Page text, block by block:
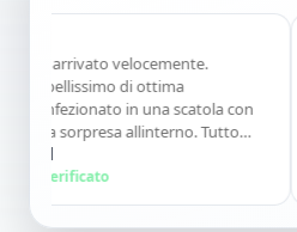
arrivato velocemente.
bellissimo di ottima
in una scatola con
sorpresa allinterno. Tutto
consiglio vivamente. Grazie
verificato